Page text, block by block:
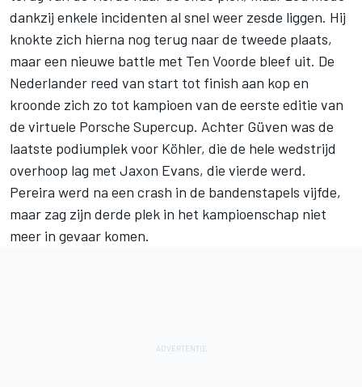
dankzij enkele incidenten al snel weer zesde liggen. Hij
knokte zich hierna nog terug naar de tweede plaats,
maar een nieuwe battle met Ten Voorde bleef uit. De
Nederlander reed van start tot finish aan kop en
kroonde zich zo tot kampioen van de eerste editie van
de virtuele Porsche Supercup. Achter Güven was de
laatste podiumplek voor Köhler, die de hele wedstrijd
overhoop lag met Jaxon Evans, die vierde werd.
Pereira werd na een crash in de bandenstapels vijfde,
maar zag zijn derde plek in het kampioenschap niet
meer in gevaar komen.